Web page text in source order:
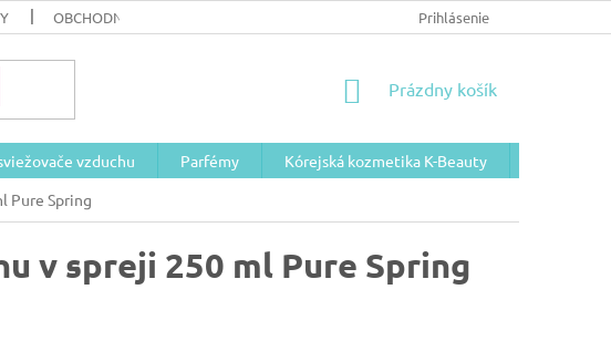
OBCHODNÉ PODMIENKY/GDPR Prihlásenie
NÁKUPNÝ
Prázdny košík
vzduchu Parfémy Kórejská kozmetika K-Beauty
Pure Spring
v spreji 250 ml Pure Spring